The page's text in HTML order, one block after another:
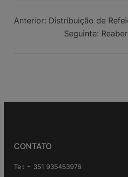
Anterior: Distribuição de
Seguinte:
CONTATO
Tel: + 351 935453976